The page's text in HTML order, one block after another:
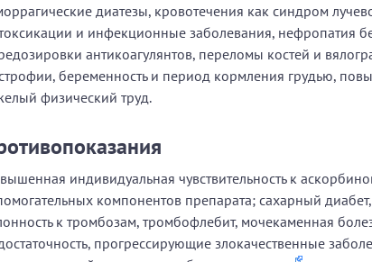
диатезы, кровотечения как синдром
и инфекционные заболевания, нефропатия
антикоагулянтов, переломы костей и
беременность и период кормления грудью,
физический труд.
индивидуальная чувствительность к
компонентов препарата; сахарный
к тромбозам, тромбофлебит, мочекаменная
прогрессирующие злокачественные